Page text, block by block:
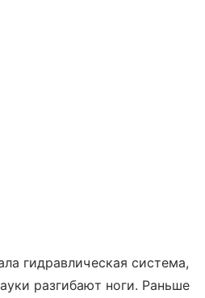
гидравлическая система,
разгибают ноги. Раньше